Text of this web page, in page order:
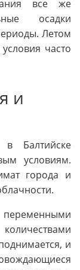
все же
осадки
Летом
часто
и
Балтийске
условиям.
города и
переменными
и